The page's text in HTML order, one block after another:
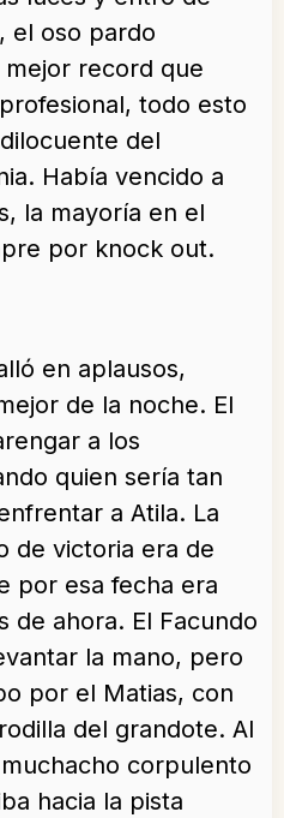
el oso pardo
record que
todo esto
del
Había vencido a
la mayoría en el
por knock out.
en aplausos,
de la noche. El
a los
quien sería tan
a Atila. La
de victoria era de
por esa fecha era
de ahora. El Facundo
la mano, pero
por el Matias, con
del grandote. Al
corpulento
hacia la pista